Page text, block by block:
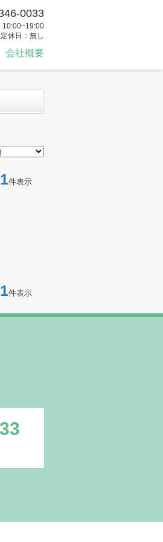
0033
10:00~19:00
定休日：無し
会社概要
件表示
件表示